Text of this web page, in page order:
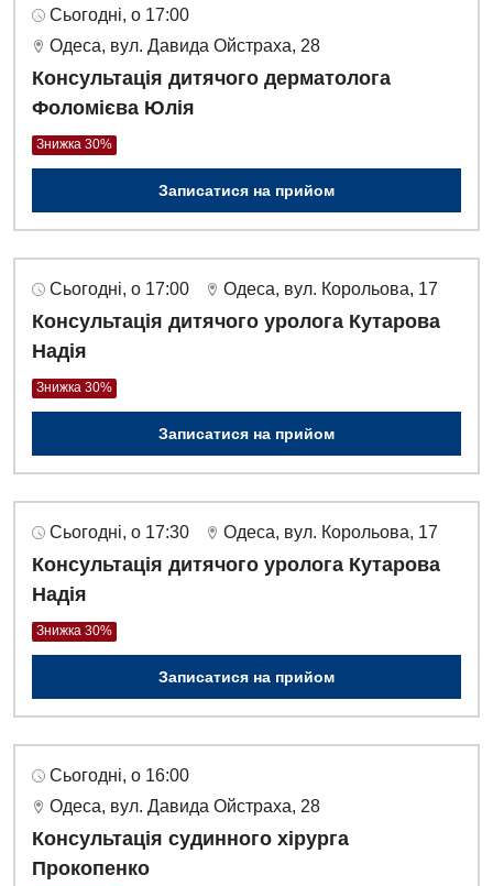
Сьогодні, о 17:00
Одеса, вул. Давида Ойстраха, 28
Консультація дитячого дерматолога
Фоломієва Юлія
Знижка 30%
Записатися на прийом
Сьогодні, о 17:00 Одеса, вул. Корольова, 17
Консультація дитячого уролога Кутарова
Надія
Знижка 30%
Записатися на прийом
Сьогодні, о 17:30 Одеса, вул. Корольова, 17
Консультація дитячого уролога Кутарова
Надія
Знижка 30%
Записатися на прийом
Сьогодні, о 16:00
Одеса, вул. Давида Ойстраха, 28
Консультація судинного хірурга
Прокопенко